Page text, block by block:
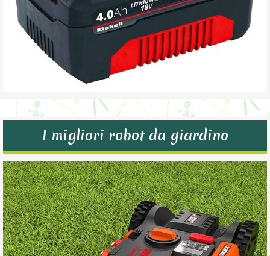
I migliori robot da giardino